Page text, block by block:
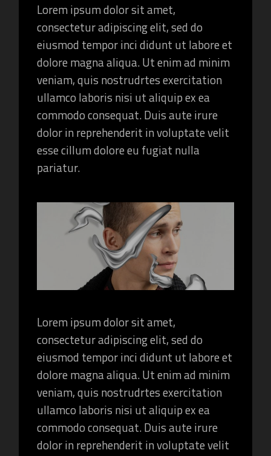
Lorem ipsum dolor sit amet,
consectetur adipiscing elit, sed do
eiusmod tempor inci didunt ut labore et
dolore magna aliqua. Ut enim ad minim
veniam, quis nostrudrtes exercitation
ullamco laboris nisi ut aliquip ex ea
commodo consequat. Duis aute irure
dolor in reprehenderit in voluptate velit
esse cillum dolore eu fugiat nulla
pariatur.
Lorem ipsum dolor sit amet,
consectetur adipiscing elit, sed do
eiusmod tempor inci didunt ut labore et
dolore magna aliqua. Ut enim ad minim
veniam, quis nostrudrtes exercitation
ullamco laboris nisi ut aliquip ex ea
commodo consequat. Duis aute irure
dolor in reprehenderit in voluptate velit